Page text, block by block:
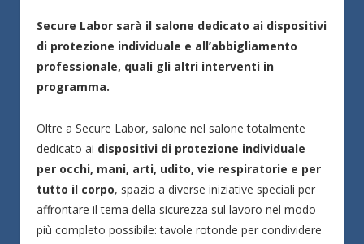
Secure Labor sarà il salone dedicato ai dispositivi
di protezione individuale e all’abbigliamento
professionale, quali gli altri interventi in
programma.
Oltre a Secure Labor, salone nel salone totalmente
dedicato ai dispositivi di protezione individuale
per occhi, mani, arti, udito, vie respiratorie e per
tutto il corpo, spazio a diverse iniziative speciali per
affrontare il tema della sicurezza sul lavoro nel modo
più completo possibile: tavole rotonde per condividere